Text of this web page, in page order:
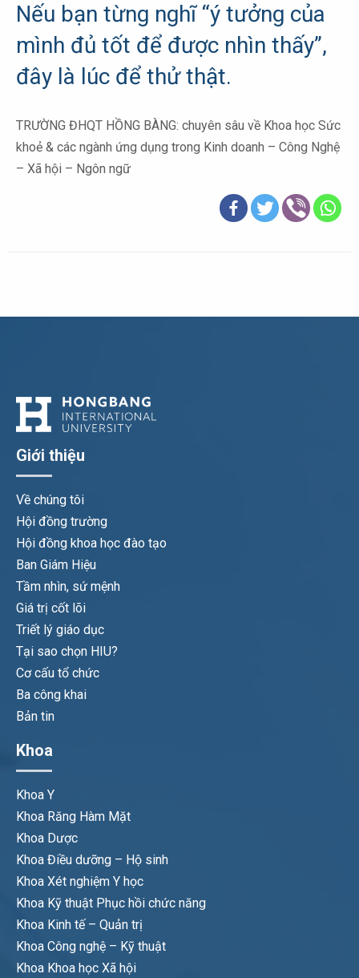
Nếu bạn từng nghĩ “ý tưởng của
mình đủ tốt để được nhìn thấy”,
đây là lúc để thử thật.
TRƯỜNG ĐHQT HỒNG BÀNG: chuyên sâu về Khoa học Sức
khoẻ & các ngành ứng dụng trong Kinh doanh – Công Nghệ
– Xã hội – Ngôn ngữ
Giới thiệu
Về chúng tôi
Hội đồng trường
Hội đồng khoa học đào tạo
Ban Giám Hiệu
Tầm nhìn, sứ mệnh
Giá trị cốt lõi
Triết lý giáo dục
Tại sao chọn HIU?
Cơ cấu tổ chức
Ba công khai
Bản tin
Khoa
Khoa Y
Khoa Răng Hàm Mặt
Khoa Dược
Khoa Điều dưỡng – Hộ sinh
Khoa Xét nghiệm Y học
Khoa Kỹ thuật Phục hồi chức năng
Khoa Kinh tế – Quản trị
Khoa Công nghệ – Kỹ thuật
Khoa Khoa học Xã hội